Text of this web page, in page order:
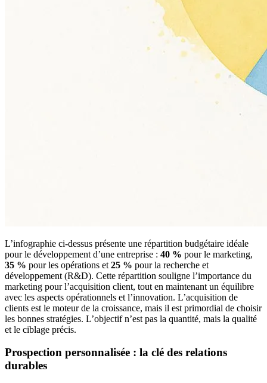
L’infographie ci-dessus présente une répartition budgétaire idéale
pour le développement d’une entreprise : 40 % pour le marketing,
35 % pour les opérations et 25 % pour la recherche et
développement (R&D). Cette répartition souligne l’importance du
marketing pour l’acquisition client, tout en maintenant un équilibre
avec les aspects opérationnels et l’innovation. L’acquisition de
clients est le moteur de la croissance, mais il est primordial de choisir
les bonnes stratégies. L’objectif n’est pas la quantité, mais la qualité
et le ciblage précis.
Prospection personnalisée : la clé des relations
durables